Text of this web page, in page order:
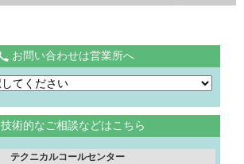
お問い合わせは営業所へ
技術的なご相談などはこちら
テクニカルコールセンター